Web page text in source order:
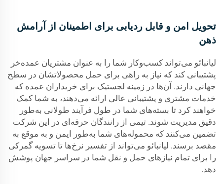
تحویل امن و قابل ردیابی برای اطمینان از آرامش
ذهن
لیانبائو می‌تواند کسب‌وکار شما را به عنوان مشتریان عمده‌خر
پشتیبانی کند که نیاز به راهی برای حمل محصولاتشان در سطح
جهانی دارند. آن‌ها در زمینه لجستیک برای خریداران عمده که
خدمات مشتری و پشتیبانی عالی ارائه می‌دهند، به شما کمک
خواهند کرد تا بسته‌های شما در طول فرآیند طولانی به‌طور
دقیق مدیریت شوند. تیمی از رانندگان حرفه‌ای در این شرکت
تضمین می‌کنند که محموله‌های شما به‌طور ایمن و به موقع به
مقصد برسند. لیانبائو می‌تواند از تفسیر نرخ‌ها تا تسویه گمرکی
را برای تمام نیازهای حمل و نقل شما در سراسر جهان پوشش
دهد.